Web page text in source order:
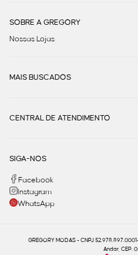
SOBRE A GREGORY
Nossas Lojas
MAIS BUSCADOS
CENTRAL DE ATENDIMENTO
SIGA-NOS
Facebook
Instagram
WhatsApp
GREGORY MODAS - CNPJ
Andar, CEP: